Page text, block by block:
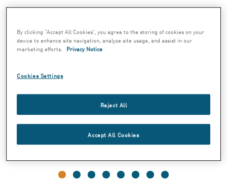
By clicking “Accept All Cookies”, you agree to the storing of cookies on your
device to enhance site navigation, analyze site usage, and assist in our
marketing efforts.
Privacy Notice
Cookies Settings
Reject All
Accept All Cookies